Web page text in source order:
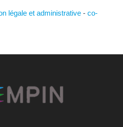
légale et administrative- co-